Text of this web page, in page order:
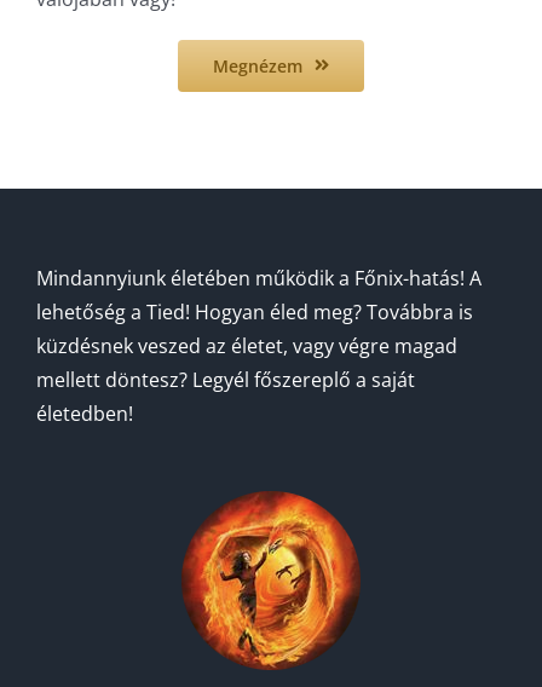
Megnézem
Mindannyiunk életében működik a Főnix-hatás! A
lehetőség a Tied! Hogyan éled meg? Továbbra is
küzdésnek veszed az életet, vagy végre magad
mellett döntesz? Legyél főszereplő a saját
életedben!